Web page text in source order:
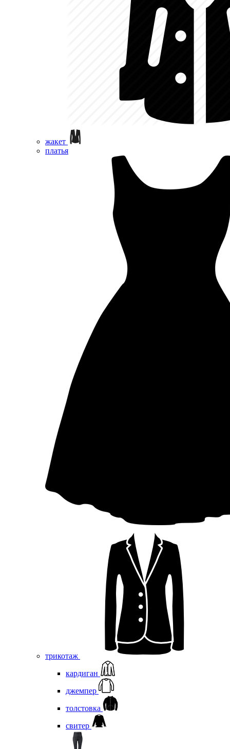
жакет
платья
трикотаж
кардиган
джемпер
толстовка
свитер